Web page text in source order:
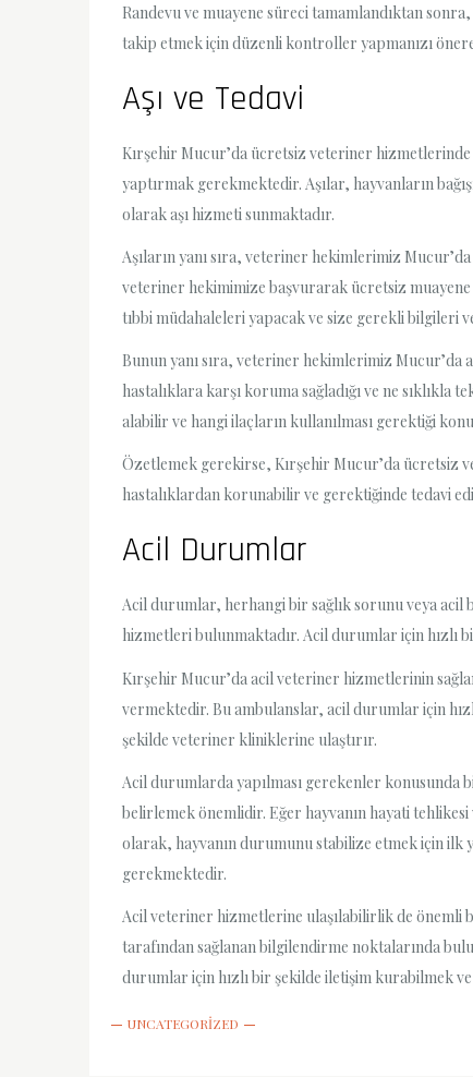
Randevu ve muayene süreci tamamlandıktan
takip etmek için düzenli kontroller yapmanızı
Aşı ve Tedavi
Kırşehir Mucur’da ücretsiz veteriner hizmetlerinde
yaptırmak gerekmektedir. Aşılar, hayvanların
olarak aşı hizmeti sunmaktadır.
Aşıların yanı sıra, veteriner hekimlerimiz
veteriner hekimimize başvurarak ücretsiz
tıbbi müdahaleleri yapacak ve size gerekli bilgileri
Bunun yanı sıra, veteriner hekimlerimiz Mucur’da
hastalıklara karşı koruma sağladığı ve ne sıklıkla
alabilir ve hangi ilaçların kullanılması gerektiği
Özetlemek gerekirse, Kırşehir Mucur’da ücretsiz
hastalıklardan korunabilir ve gerektiğinde tedavi
Acil Durumlar
Acil durumlar, herhangi bir sağlık sorunu veya acil
hizmetleri bulunmaktadır. Acil durumlar için hızlı
Kırşehir Mucur’da acil veteriner hizmetlerinin
vermektedir. Bu ambulanslar, acil durumlar için
şekilde veteriner kliniklerine ulaştırır.
Acil durumlarda yapılması gerekenler konusunda
belirlemek önemlidir. Eğer hayvanın hayati tehlikesi
olarak, hayvanın durumunu stabilize etmek için
gerekmektedir.
Acil veteriner hizmetlerine ulaşılabilirlik de
tarafından sağlanan bilgilendirme noktalarında
durumlar için hızlı bir şekilde iletişim kurabilmek ve
UNCATEGORIZED